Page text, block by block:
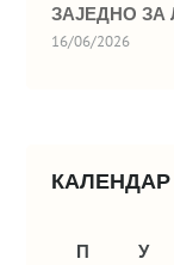
ЗАЈЕДНО
16/06/2026
КАЛЕНДАР
П У